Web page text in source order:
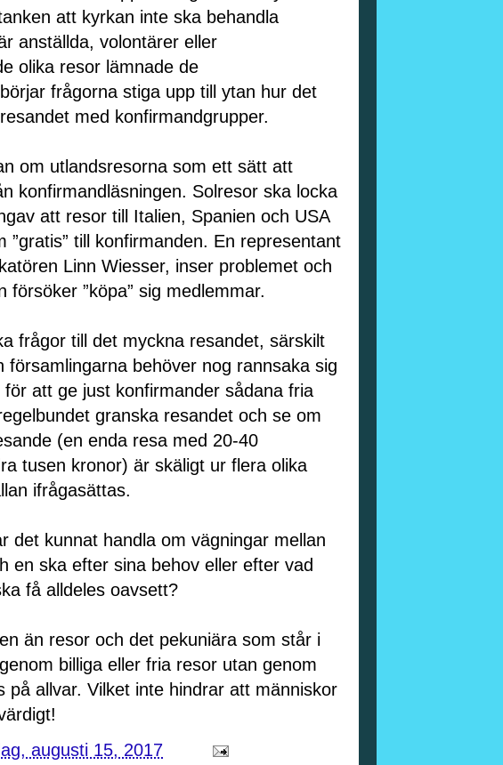
att kyrkan inte ska behandla
anställda, volontärer eller
olika resor lämnade de
frågorna stiga upp till ytan hur det
med konfirmandgrupper.
om utlandsresorna som ett sätt att
konfirmandläsningen. Solresor ska locka
att resor till Italien, Spanien och USA
till konfirmanden. En representant
Linn Wiesser, inser problemet och
”köpa” sig medlemmar.
frågor till det myckna resandet, särskilt
behöver nog rannsaka sig
att ge just konfirmander sådana fria
granska resandet och se om
(en enda resa med 20-40
tusen kronor) är skäligt ur flera olika
ifrågasättas.
det kunnat handla om vägningar mellan
en ska efter sina behov eller efter vad
få alldeles oavsett?
än resor och det pekuniära som står i
billiga eller fria resor utan genom
allvar. Vilket inte hindrar att människor
augusti 15, 2017